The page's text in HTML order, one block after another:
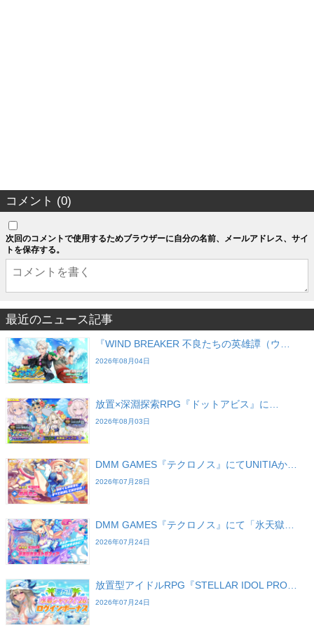
コメント (0)
次回のコメントで使用するためブラウザーに自分の名前、メールアドレス、サイ
トを保存する。
最近のニュース記事
『WIND BREAKER 不良たちの英雄譚（ウ…
2026年08月04日
放置×深淵探索RPG『ドットアビス』に…
2026年08月03日
DMM GAMES『テクロノス』にてUNITIAか…
2026年07月28日
DMM GAMES『テクロノス』にて「氷天獄…
2026年07月24日
放置型アイドルRPG『STELLAR IDOL PRO…
2026年07月24日